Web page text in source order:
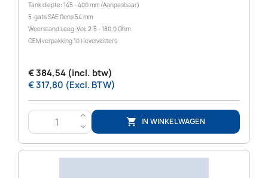
Tank diepte: 145 - 400 mm (Aanpasbaar)
5-gats SAE flens 54 mm
Weerstand Leeg-Vol: 2.5 - 180.0 Ohm
OEM verpakking 10 Hevelvlotters
€ 384,54 (incl. btw)
€ 317,80 (Excl. BTW)
>
<
 IN WINKELWAGEN